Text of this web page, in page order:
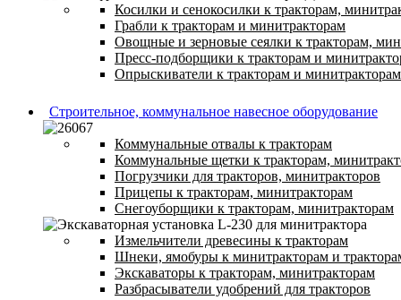
Косилки и сенокосилки к тракторам,
Грабли к тракторам и минитракторам
Овощные и зерновые сеялки к тракторам,
Пресс-подборщики к тракторам и
Опрыскиватели к тракторам и минитракторам
Строительное, коммунальное навесное оборудование
Коммунальные отвалы к тракторам
Коммунальные щетки к тракторам,
Погрузчики для тракторов, минитракторов
Прицепы к тракторам, минитракторам
Снегоуборщики к тракторам, минитракторам
Измельчители древесины к тракторам
Шнеки, ямобуры к минитракторам и
Экскаваторы к тракторам, минитракторам
Разбрасыватели удобрений для тракторов